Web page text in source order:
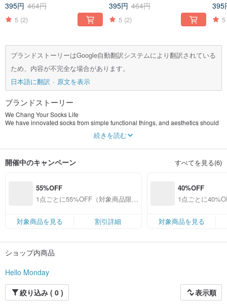
395円 464円
5 (2)
395円 464円
5 (2)
395
5
ブランドストーリーはGoogle自動翻訳システムにより翻訳されている
ため、内容が不完全な場合があります。
日本語に翻訳
原文を表示
ブランドストーリー
We Chang Your Socks Life
We have innovated socks from simple functional things, and aesthetics should
be implemented in all aspects of life, even if it is as small as the socks worn on
the feet. The details determine a person's ultimate pursuit of life. We have
love, delve into this, make the complexity simple, and make the infinite
続きを読む
開催中のキャンペーン すべてを見る(6)
55%OFF
1点ごとに55%OFF（対象商品限
対象商品を見る
割引詳細
40%OFF
1点ごとに
対象商品を見る
ショップ内商品
Hello Monday
絞り込み ( 0 )
表示順